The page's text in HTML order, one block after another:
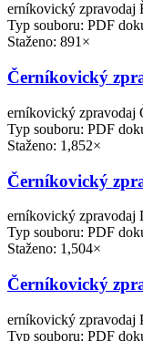
erníkovický zpravodaj
Typ souboru: PDF
Staženo: 891×
Černíkovický
erníkovický zpravodaj
Typ souboru: PDF
Staženo: 1,852×
Černíkovický
erníkovický zpravodaj
Typ souboru: PDF
Staženo: 1,504×
Černíkovický
erníkovický zpravodaj
Typ souboru: PDF